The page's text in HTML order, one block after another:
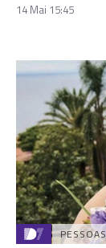
14 Mai 15:45
PESSOAS